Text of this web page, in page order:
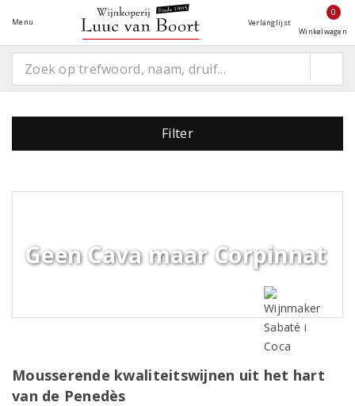
Menu Verlanglijst
0
Winkelwagen
Filter
Geen Cava maar Corpinnat
Mousserende kwaliteitswijnen uit het hart
van de Penedès